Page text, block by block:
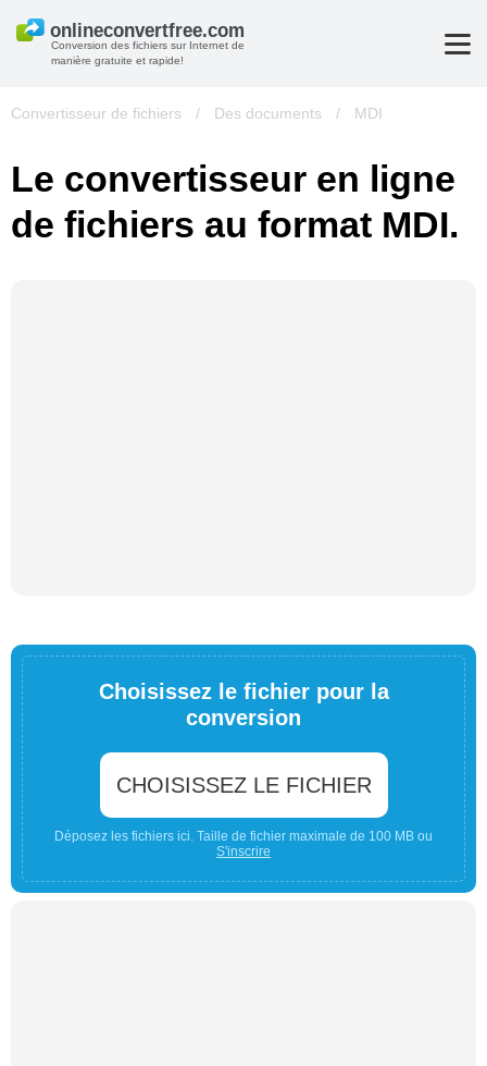
Conversion des fichiers sur Internet de
manière gratuite et rapide!
Convertisseur de fichiers / Des documents / MDI
Le convertisseur en ligne
de fichiers au format MDI.
Choisissez le fichier pour la
conversion
CHOISISSEZ LE FICHIER
Déposez les fichiers ici. Taille de fichier maximale de 100 MB ou
S'inscrire